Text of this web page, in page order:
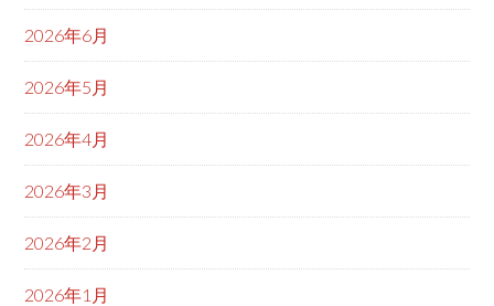
2026年6月
2026年5月
2026年4月
2026年3月
2026年2月
2026年1月